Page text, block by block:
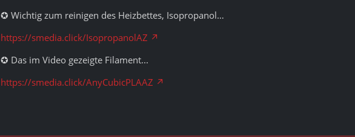
✪ Wichtig zum reinigen des Heizbettes, Isopropanol…
https://smedia.click/IsopropanolAZ
✪ Das im Video gezeigte Filament...
https://smedia.click/AnyCubicPLAAZ